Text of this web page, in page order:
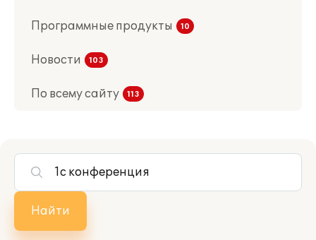
Программные продукты
Новости
По всему сайту
Найти